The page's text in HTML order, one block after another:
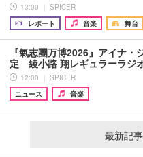
13:00 ｜ SPICER
レポート
音楽 舞台
『氣志團万博2026』アイナ・
定 綾小路 翔レギュラーラジ
12:00 ｜ SPICER
ニュース
音楽
最新記